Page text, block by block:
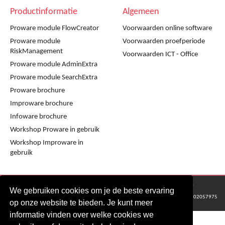
We gebruiken cookies om je de beste ervaring
op onze website te bieden. Je kunt meer
informatie vinden over welke cookies we
Productinformatie
Proware module FlowCreator
Proware module
RiskManagement
Proware module AdminExtra
Proware module SearchExtra
Proware brochure
Improware brochure
Infoware brochure
Workshop Proware in gebruik
Workshop Improware in
gebruik
Algemeen
Voorwaarden online software
Voorwaarden proefperiode
Voorwaarden ICT - Office
KvK Groningen nr: 02057975